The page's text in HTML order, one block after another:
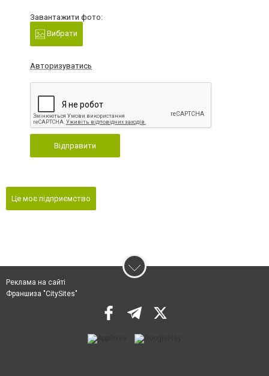
Завантажити фото:
Вибрати
Авторизуватись
Відправити
Це моє підприємство
Реклама на сайті
Франшиза "CitySites"